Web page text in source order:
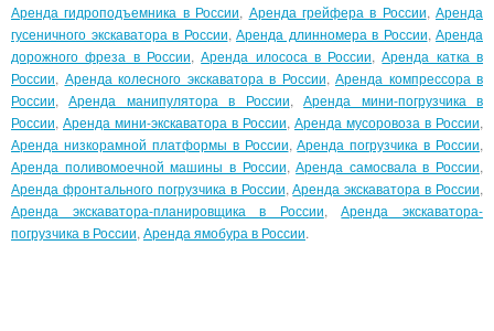
Аренда гидроподъемника в России, Аренда грейфера в России, Аренда
гусеничного экскаватора в России, Аренда длинномера в России, Аренда
дорожного фреза в России,Аренда илососа в России,Аренда катка в
России, Аренда колесного экскаватора в России, Аренда компрессора в
России,Аренда манипулятора в России,Аренда мини-погрузчика в
России, Аренда мини-экскаватора в России, Аренда мусоровоза в России,
Аренда низкорамной платформы в России,Аренда погрузчика в России,
Аренда поливомоечной машины в России,Аренда самосвала в России,
Аренда фронтального погрузчика в России,Аренда экскаватора в России,
Аренда экскаватора-планировщика в России,Аренда экскаватора-
погрузчика в России, Аренда ямобура в России.